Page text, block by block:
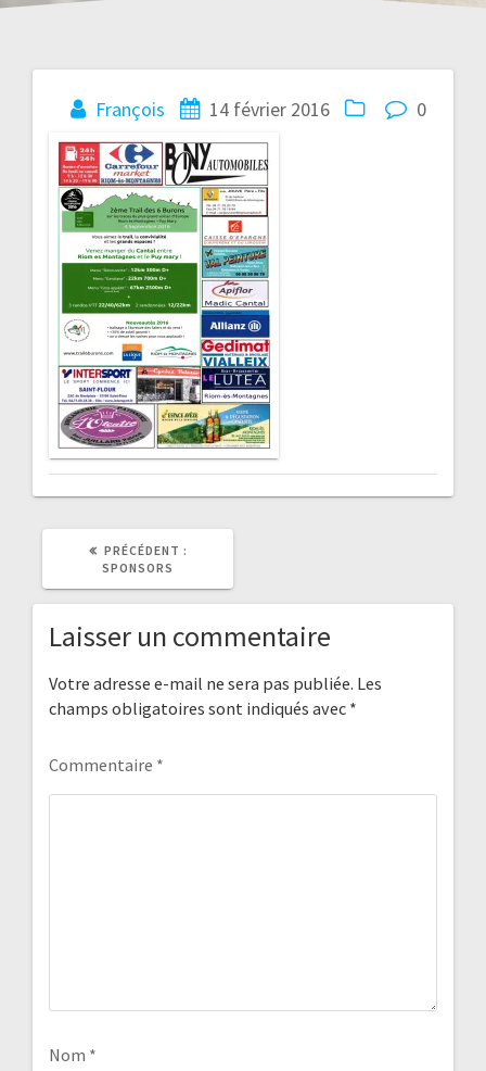
François 14 février 2016 0
Navigation
de
l’article
PRÉCÉDENT :
SPONSORS
Laisser un commentaire
Votre adresse e-mail ne sera pas publiée. Les
champs obligatoires sont indiqués avec *
Commentaire *
Nom *